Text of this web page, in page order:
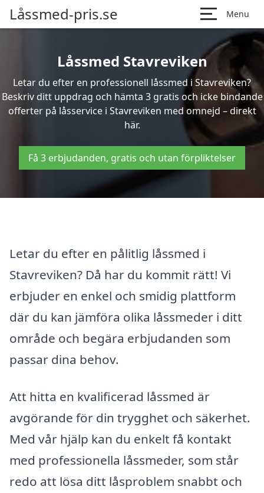
Låssmed-pris.se Menu
Låssmed Stavreviken
Letar du efter en professionell låssmed i Stavreviken?
Beskriv ditt uppdrag och hämta 3 gratis och icke bindande
offerter på låsservice i Stavreviken med omnejd – direkt
här.
Få 3 erbjudanden, gratis och utan förpliktelser
Letar du efter en pålitlig låssmed i
Stavreviken? Då har du kommit rätt! Vi
erbjuder en enkel och smidig plattform
där du kan jämföra olika låssmeder i ditt
område och begära erbjudanden som
passar dina behov.
Att hitta en kvalificerad låssmed är
avgörande för din trygghet och säkerhet.
Med vår hjälp kan du enkelt få kontakt
med professionella låssmeder, som står
redo att lösa ditt låsproblem snabbt och